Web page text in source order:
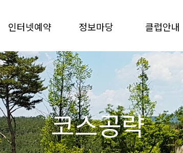
인터넷예약
예약안내
예약하기
예약확인/변경/취소
이용현황
단체예약
정보마당
공지/이벤트
회원권안내
자료실
명예의전당
분실물안내
클럽안내
연혁/대회
이용안내
시설안내
전화번호안내
오시는길
코스공략